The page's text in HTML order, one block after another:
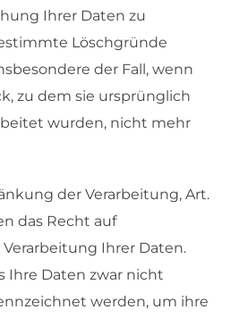
Ihrer Daten zu
Löschgründe
der Fall, wenn
zu dem sie ursprünglich
wurden, nicht mehr
der Verarbeitung, Art.
das Recht auf
Ihrer Daten.
Ihre Daten zwar nicht
werden, um ihre